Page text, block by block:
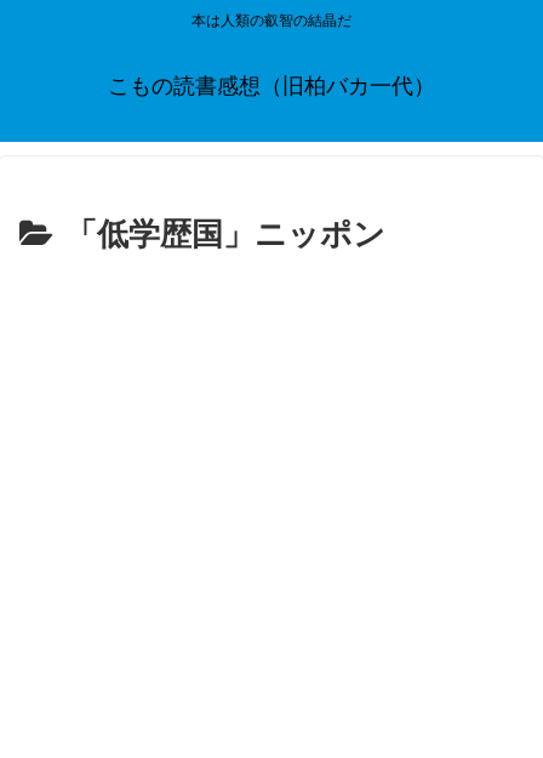
本は人類の叡智の結晶だ
こもの読書感想（旧柏バカ一代）
「低学歴国」ニッポン